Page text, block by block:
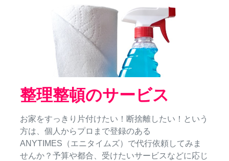
整理整頓のサービス
お家をすっきり片付けたい！断捨離したい！という
方は、個人からプロまで登録のある
ANYTIMES（エニタイムズ）で代行依頼してみま
せんか？予算や都合、受けたいサービスなどに応じ